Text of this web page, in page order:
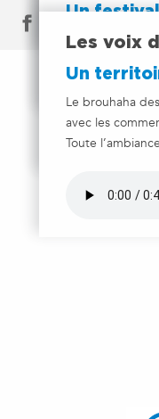
Un
Murmure du
tripes…
Les voix
Un
Le brouhaha
avec les
Toute